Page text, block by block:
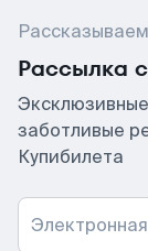
Рассылка
заботливые
Купибилета